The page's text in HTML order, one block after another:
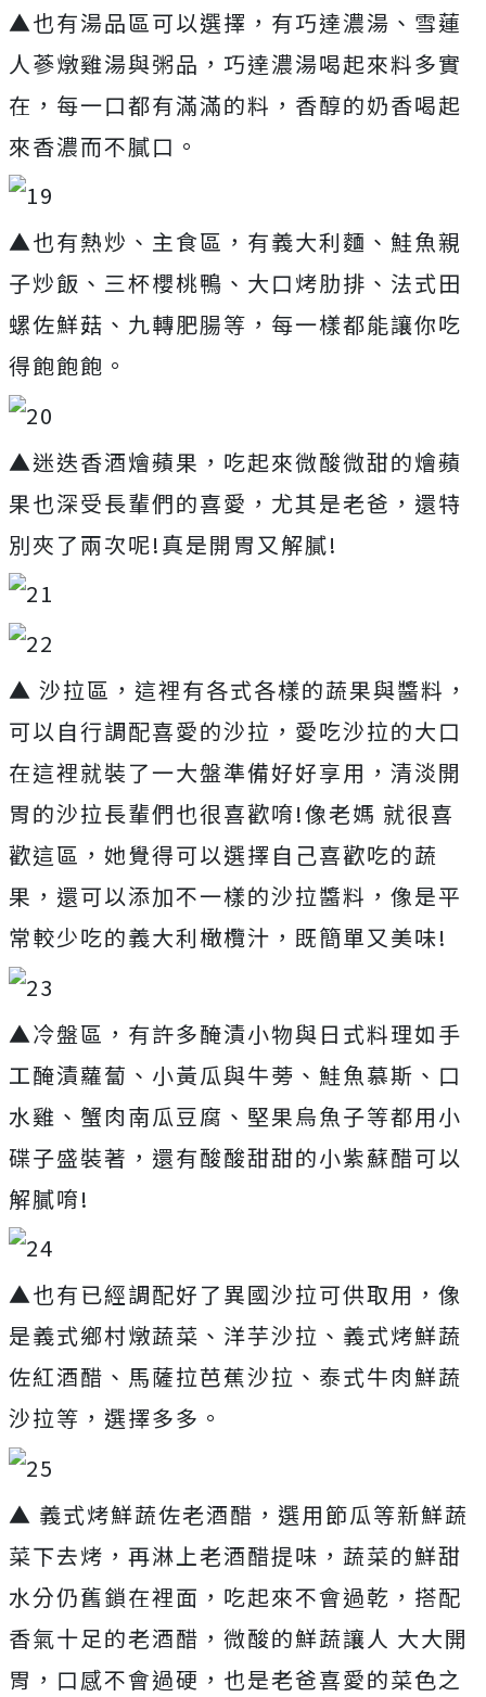
▲也有湯品區可以選擇，有巧達濃湯、雪蓮
人蔘燉雞湯與粥品，巧達濃湯喝起來料多實
在，每一口都有滿滿的料，香醇的奶香喝起
來香濃而不膩口。
▲也有熱炒、主食區，有義大利麵、鮭魚親
子炒飯、三杯櫻桃鴨、大口烤肋排、法式田
螺佐鮮菇、九轉肥腸等，每一樣都能讓你吃
得飽飽飽。
▲迷迭香酒燴蘋果，吃起來微酸微甜的燴蘋
果也深受長輩們的喜愛，尤其是老爸，還特
別夾了兩次呢!真是開胃又解膩!
▲ 沙拉區，這裡有各式各樣的蔬果與醬料，
可以自行調配喜愛的沙拉，愛吃沙拉的大口
在這裡就裝了一大盤準備好好享用，清淡開
胃的沙拉長輩們也很喜歡唷!像老媽 就很喜
歡這區，她覺得可以選擇自己喜歡吃的蔬
果，還可以添加不一樣的沙拉醬料，像是平
常較少吃的義大利橄欖汁，既簡單又美味!
▲冷盤區，有許多醃漬小物與日式料理如手
工醃漬蘿蔔、小黃瓜與牛蒡、鮭魚慕斯、口
水雞、蟹肉南瓜豆腐、堅果烏魚子等都用小
碟子盛裝著，還有酸酸甜甜的小紫蘇醋可以
解膩唷!
▲也有已經調配好了異國沙拉可供取用，像
是義式鄉村燉蔬菜、洋芋沙拉、義式烤鮮蔬
佐紅酒醋、馬薩拉芭蕉沙拉、泰式牛肉鮮蔬
沙拉等，選擇多多。
▲ 義式烤鮮蔬佐老酒醋，選用節瓜等新鮮蔬
菜下去烤，再淋上老酒醋提味，蔬菜的鮮甜
水分仍舊鎖在裡面，吃起來不會過乾，搭配
香氣十足的老酒醋，微酸的鮮蔬讓人 大大開
胃，口感不會過硬，也是老爸喜愛的菜色之